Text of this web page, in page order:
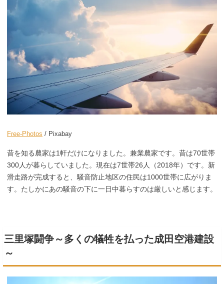
Free-Photos / Pixabay
昔を知る農家は1軒だけになりました。兼業農家です。昔は70世帯
300人が暮らしていました。現在は7世帯26人（2018年）です。新
滑走路が完成すると、騒音防止地区の住民は1000世帯に広がりま
す。たしかにあの騒音の下に一日中暮らすのは厳しいと感じます。
三里塚闘争～多くの犠牲を払った成田空港建設
～